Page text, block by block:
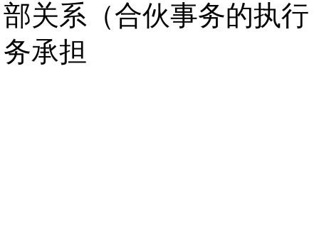
部关系（合伙事务的执
务承担